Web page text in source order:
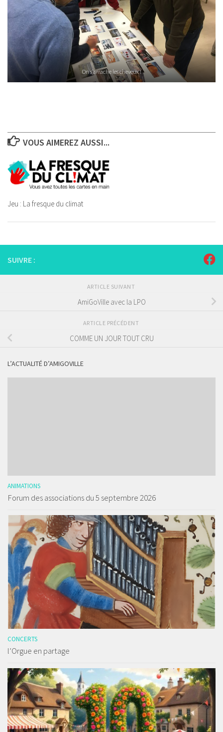
On s’arrache les cheveux !
VOUS AIMEREZ AUSSI...
Jeu : La fresque du climat
SUIVRE :
ARTICLE SUIVANT
AmiGoVille avec la LPO
ARTICLE PRÉCÉDENT
COMME UN JOUR TOUT CRU
L’ACTUALITÉ D’AMIGOVILLE
ANIMATIONS
Forum des associations du 5 septembre 2026
CONCERTS
l’Orgue en partage